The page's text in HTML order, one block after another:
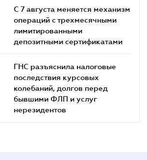
С 7 августа меняется механизм
операций с трехмесячными
лимитированными
депозитными сертификатами
ГНС разъяснила налоговые
последствия курсовых
колебаний, долгов перед
бывшими ФЛП и услуг
нерезидентов